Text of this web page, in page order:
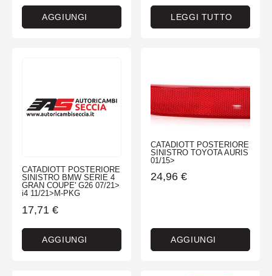
AGGIUNGI LEGGI TUTTO
CATADIOTT POSTERIORE
SINISTRO BMW SERIE 4
GRAN COUPE' G26 07/21>
i4 11/21>M-PKG
17,71 €
AGGIUNGI
CATADIOTT POSTERIORE
SINISTRO TOYOTA AURIS
01/15>
24,96 €
AGGIUNGI